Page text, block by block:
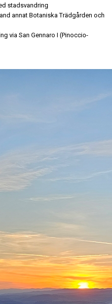
stadsvandring
annat Botaniska Trädgården och
via San Gennaro I (Pinoccio-